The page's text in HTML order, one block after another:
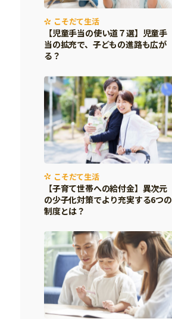
こそだて生活
【児童手当の使い道７選】児童手
当の拡充で、子どもの進路も広が
る？
こそだて生活
【子育て世帯への給付金】異次元
の少子化対策でより充実する6つの
制度とは？